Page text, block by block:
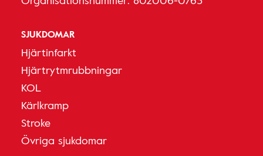
SJUKDOMAR
Hjärtinfarkt
Hjärtrytmrubbningar
KOL
Kärlkramp
Stroke
Övriga sjukdomar